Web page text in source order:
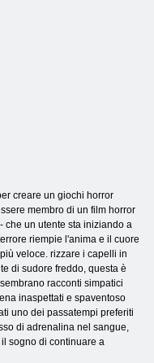
creare un giochi horror
membro di un film horror
che un utente sta iniziando a
riempie l'anima e il cuore
veloce. rizzare i capelli in
di sudore freddo, questa è
racconti simpatici
inaspettati e spaventoso
uno dei passatempi preferiti
di adrenalina nel sangue,
sogno di continuare a